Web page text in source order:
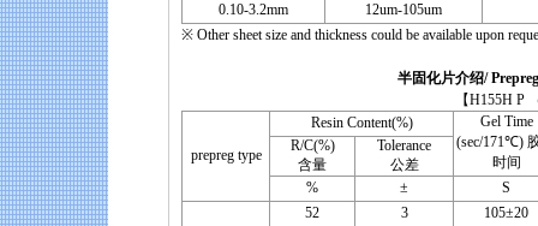
0.10-3.2mm
12um-105um
※ Other sheet size and thickness could be available upon
半固化片介绍/ Prepreg
【H155H P （UV
prepreg type
Resin Content(%)
Gel Time
(sec/171℃)
时间
R/C(%)
含量
Tolerance
公差
%
± S
52 3
105±20